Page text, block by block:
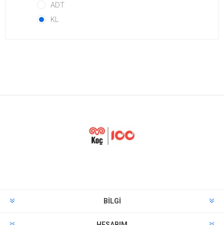
ADT
KL
BILGI